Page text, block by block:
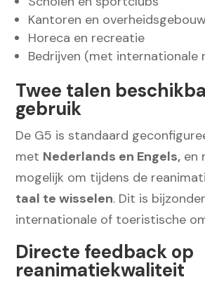
Kantoren en
Horeca en recreatie
Bedrijven (met internationale
Twee talen
gebruik
De G5 is standaard
met Nederlands en Engels, en
mogelijk om tijdens de
taal te wisselen. Dit is
internationale of toeristische
Directe feedback op
reanimatiekwaliteit